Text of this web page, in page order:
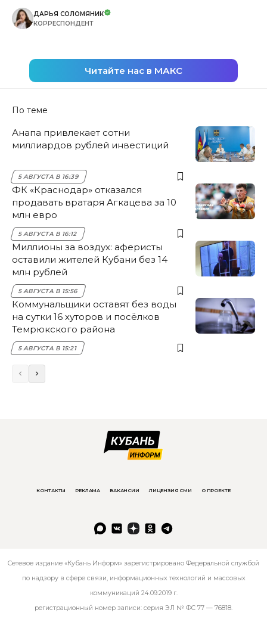
ДАРЬЯ СОЛОМЯНИК
КОРРЕСПОНДЕНТ
Читайте нас в МАКС
По теме
Анапа привлекает сотни
миллиардов рублей инвестиций
5 АВГУСТА В 16:39
ФК «Краснодар» отказался
продавать вратаря Агкацева за 10
млн евро
5 АВГУСТА В 16:12
Миллионы за воздух: аферисты
оставили жителей Кубани без 14
млн рублей
5 АВГУСТА В 15:56
Коммунальщики оставят без воды
на сутки 16 хуторов и посёлков
Темрюкского района
5 АВГУСТА В 15:21
КОНТАКТЫ РЕКЛАМА ВАКАНСИИ ЛИЦЕНЗИЯ СМИ О ПРОЕКТЕ
Сетевое издание «Кубань Информ» зарегистрировано Федеральной службой
по надзору в сфере связи, информационных технологий и массовых
коммуникаций 24.09.2019 г.
регистрационный номер записи: серия ЭЛ № ФС 77 — 76818.